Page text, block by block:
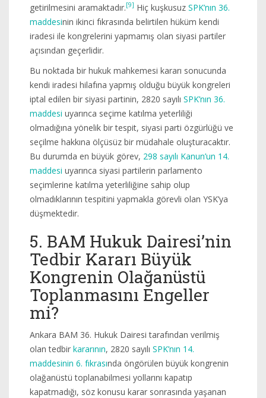
getirilmesini aramaktadır.[9] Hiç kuşkusuz SPK’nın 36.
maddesinin ikinci fıkrasında belirtilen hüküm kendi
iradesi ile kongrelerini yapmamış olan siyasi partiler
açısından geçerlidir.
Bu noktada bir hukuk mahkemesi kararı sonucunda
kendi iradesi hilafına yapmış olduğu büyük kongreleri
iptal edilen bir siyasi partinin, 2820 sayılı SPK’nın 36.
maddesi uyarınca seçime katılma yeterliliği
olmadığına yönelik bir tespit, siyasi parti özgürlüğü ve
seçilme hakkına ölçüsüz bir müdahale oluşturacaktır.
Bu durumda en büyük görev, 298 sayılı Kanun’un 14.
maddesi uyarınca siyasi partilerin parlamento
seçimlerine katılma yeterliliğine sahip olup
olmadıklarının tespitini yapmakla görevli olan YSK’ya
düşmektedir.
5. BAM Hukuk Dairesi’nin
Tedbir Kararı Büyük
Kongrenin Olağanüstü
Toplanmasını Engeller
mi?
Ankara BAM 36. Hukuk Dairesi tarafından verilmiş
olan tedbir kararının, 2820 sayılı SPK’nın 14.
maddesinin 6. fıkrasında öngörülen büyük kongrenin
olağanüstü toplanabilmesi yollarını kapatıp
kapatmadığı, söz konusu karar sonrasında yaşanan